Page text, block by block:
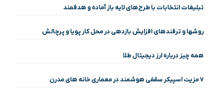
تبلیغات انتخابات با طرح‌های لایه باز آماده و هدفمند
روشها و ترفندهای افزایش بازدهی در محل کار پویا و پرچالش
همه چیز درباره ارز دیجیتال طلا
۷ مزیت اسپیکر سقفی هوشمند در معماری خانه‌ های مدرن